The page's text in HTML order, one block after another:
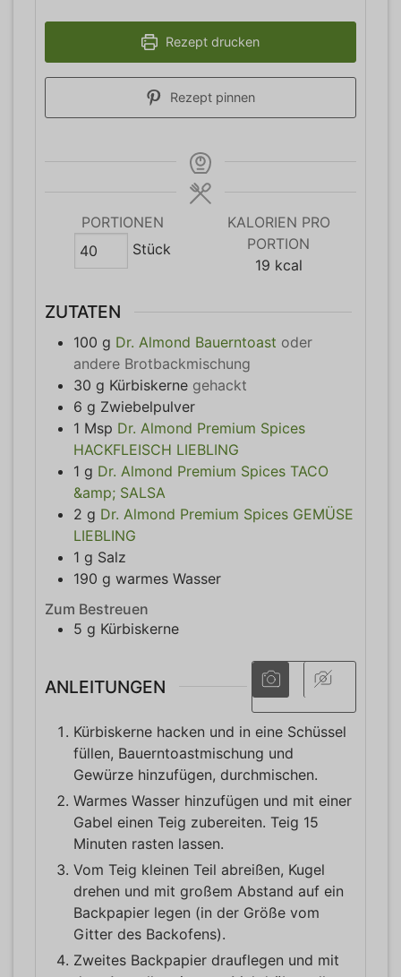
Rezept drucken
Rezept pinnen
PORTIONEN
Stück
KALORIEN PRO
PORTION
19 kcal
ZUTATEN
100 g Dr. Almond Bauerntoast oder
andere Brotbackmischung
30 g Kürbiskerne gehackt
6 g Zwiebelpulver
1 Msp Dr. Almond Premium Spices
HACKFLEISCH LIEBLING
1 g Dr. Almond Premium Spices TACO
&amp; SALSA
2 g Dr. Almond Premium Spices GEMÜSE
LIEBLING
1 g Salz
190 g warmes Wasser
Zum Bestreuen
5 g Kürbiskerne
ANLEITUNGEN
Kürbiskerne hacken und in eine Schüssel
füllen, Bauerntoastmischung und
Gewürze hinzufügen, durchmischen.
Warmes Wasser hinzufügen und mit einer
Gabel einen Teig zubereiten. Teig 15
Minuten rasten lassen.
Vom Teig kleinen Teil abreißen, Kugel
drehen und mit großem Abstand auf ein
Backpapier legen (in der Größe vom
Gitter des Backofens).
Zweites Backpapier drauflegen und mit